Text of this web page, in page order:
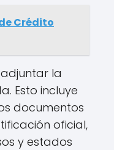
Crédito
la
Esto incluye
documentos
oficial,
y estados